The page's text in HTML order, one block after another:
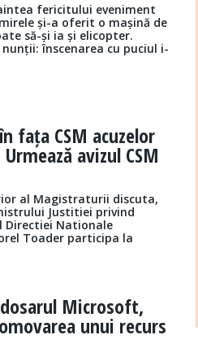
fericitului eveniment
și-a oferit o mașină de
să-și ia și elicopter.
înscenarea cu puciul i-
fața CSM acuzelor
avizul CSM
al Magistraturii discuta,
Justitiei privind
Directiei Nationale
Toader participa la
Microsoft,
unui recurs